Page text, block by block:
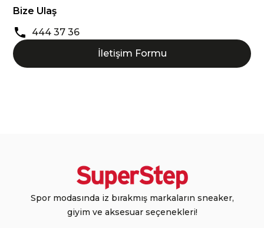
Bize Ulaş
444 37 36
İletişim Formu
Spor modasında iz bırakmış markaların sneaker,
giyim ve aksesuar seçenekleri!